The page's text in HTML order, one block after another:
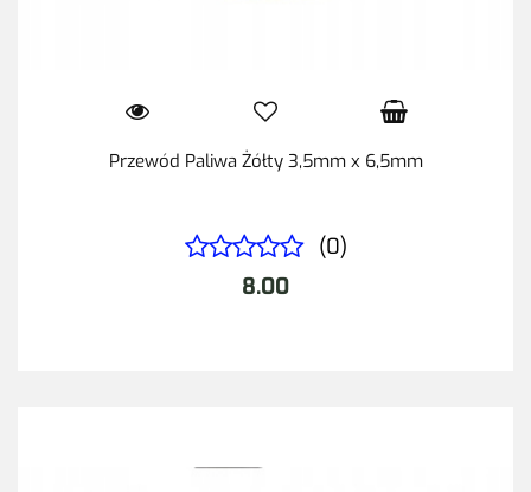
Przewód Paliwa Żółty 3,5mm x 6,5mm
(0)
8.00